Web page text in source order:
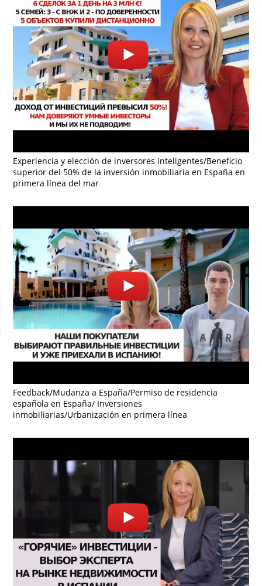
Experiencia y elección de inversores inteligentes/Beneficio
superior del 50% de la inversión inmobiliaria en España en
primera línea del mar
Feedback/Mudanza a España/Permiso de residencia
española en España/ Inversiones
inmobiliarias/Urbanización en primera línea